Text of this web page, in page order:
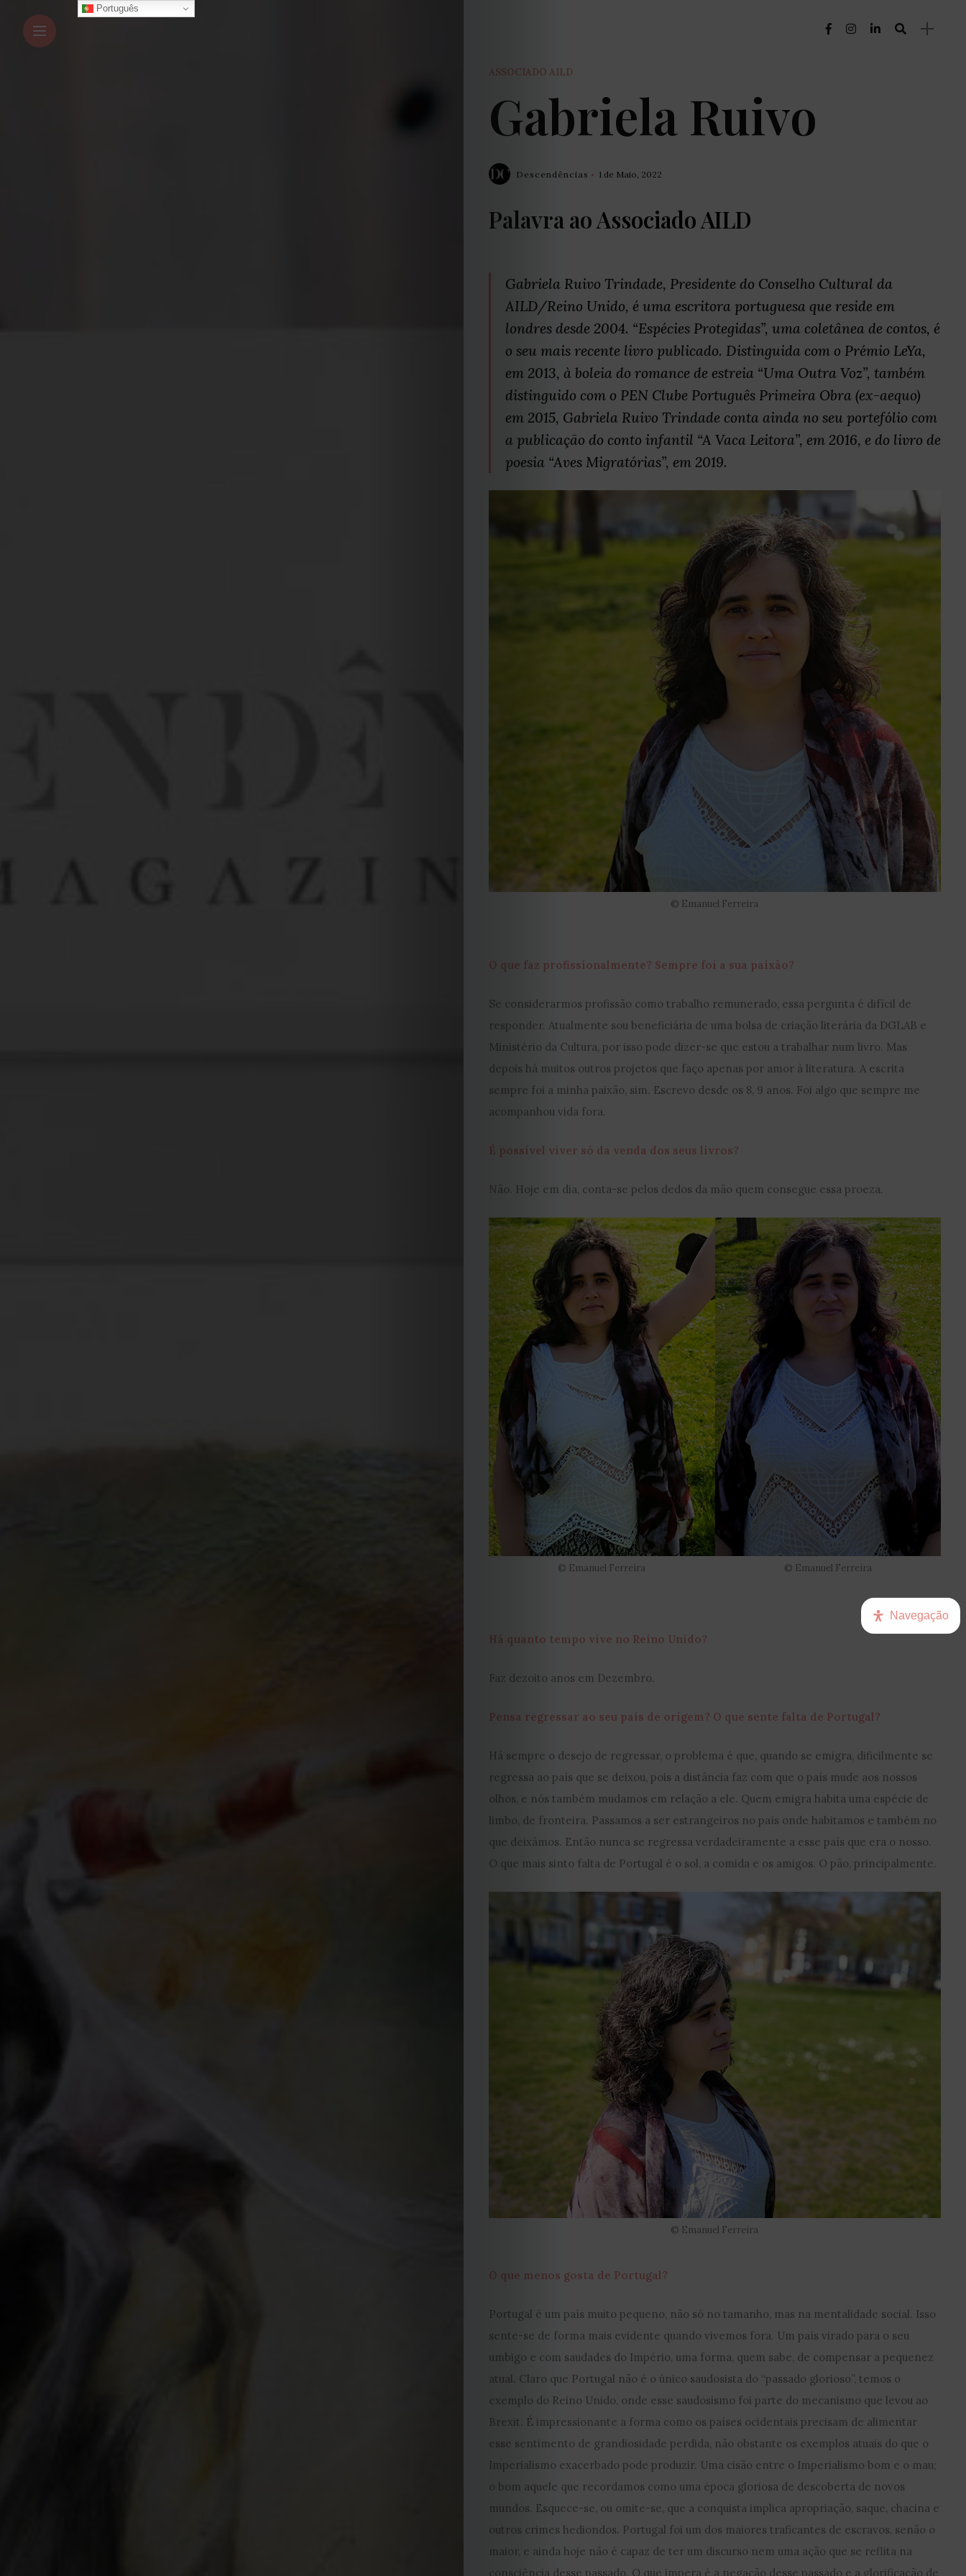
EDIÇÃO
DE
JULHO
2026
2025
2023
2022
2021
Obras
de
Capa
Contactos
Estatuto
Política
privacidade
Condições
Política
Cookies
ASSOCIADO AILD
Gabriela Ruivo
Descendências 1 de Maio, 2022
Palavra aoAssociado AILD
Gabriela Ruivo Trindade, Presidente do Conselho Cultural da
AILD/Reino Unido, é uma escritora portuguesa que reside em
londres desde 2004. “Espécies Protegidas”, uma coletânea de contos, é
o seu mais recente livro publicado. Distinguida com o Prémio LeYa,
em 2013, à boleia do romance de estreia “Uma Outra Voz”, também
distinguido com o PEN Clube Português Primeira Obra (ex-aequo)
em 2015, Gabriela Ruivo Trindade conta ainda no seu portefólio com
a publicação do conto infantil “A Vaca Leitora”, em 2016, e do livro de
poesia “Aves Migratórias”, em 2019.
© Emanuel Ferreira
O que faz profissionalmente? Sempre foi a sua paixão?
Se considerarmos profissão como trabalho remunerado, essa pergunta é difícil de
responder. Atualmente sou beneficiária de uma bolsa de criação literária da DGLAB e
Ministério da Cultura, por isso pode dizer-se que estou a trabalhar num livro. Mas
depois há muitos outros projetos que faço apenas por amor à literatura. A escrita
sempre foi a minha paixão, sim. Escrevo desde os 8, 9 anos. Foi algo que sempre me
acompanhou vida fora.
É possível viver só da venda dos seus livros?
Não. Hoje em dia, conta-se pelos dedos da mão quem consegue essa proeza.
© Emanuel Ferreira © Emanuel Ferreira
Há quanto tempo vive no Reino Unido?
Faz dezoito anos em Dezembro.
Pensa regressar ao seu país de origem? O que sente falta de Portugal?
Há sempre o desejo de regressar, o problema é que, quando se emigra, dificilmente se
regressa ao país que se deixou, pois a distância faz com que o país mude aos nossos
olhos, e nós também mudamos em relação a ele. Quem emigra habita uma espécie de
limbo, de fronteira. Passamos a ser estrangeiros no país onde habitamos e também no
que deixámos. Então nunca se regressa verdadeiramente a esse país que era o nosso.
O que mais sinto falta de Portugal é o sol, a comida e os amigos. O pão, principalmente.
© Emanuel Ferreira
O que menos gosta de Portugal?
Portugal é um país muito pequeno, não só no tamanho, mas na mentalidade social. Isso
sente-se de forma mais evidente quando vivemos fora. Um país virado para o seu
umbigo e com saudades do Império, uma forma, quem sabe, de compensar a pequenez
atual. Claro que Portugal não é o único saudosista do “passado glorioso”, temos o
exemplo do Reino Unido, onde esse saudosismo foi parte do mecanismo que levou ao
Brexit. É impressionante a forma como os países ocidentais precisam de alimentar
esse sentimento de grandiosidade perdida, não obstante os exemplos atuais do que o
Imperialismo exacerbado pode produzir. Uma cisão entre o Imperialismo bom e o mau;
o bom aquele que recordamos como uma época gloriosa de descoberta de novos
mundos. Esquece-se, ou omite-se, que a conquista implica apropriação, saque, chacina e
outros crimes hediondos. Portugal foi um dos maiores traficantes de escravos, senão o
maior, e ainda hoje não é capaz de ter um discurso nem uma ação que se reflita na
consciência desse passado. O que impera é a negação desse passado e a glorificação de
Português
Navegação